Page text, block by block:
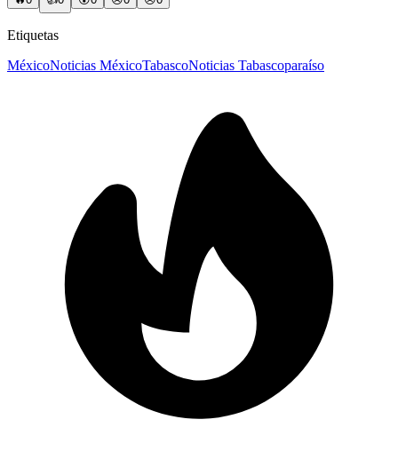
Etiquetas
MéxicoNoticias MéxicoTabascoNoticias Tabascoparaíso